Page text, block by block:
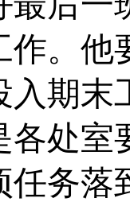
作。他
入期末
各处室
任务落